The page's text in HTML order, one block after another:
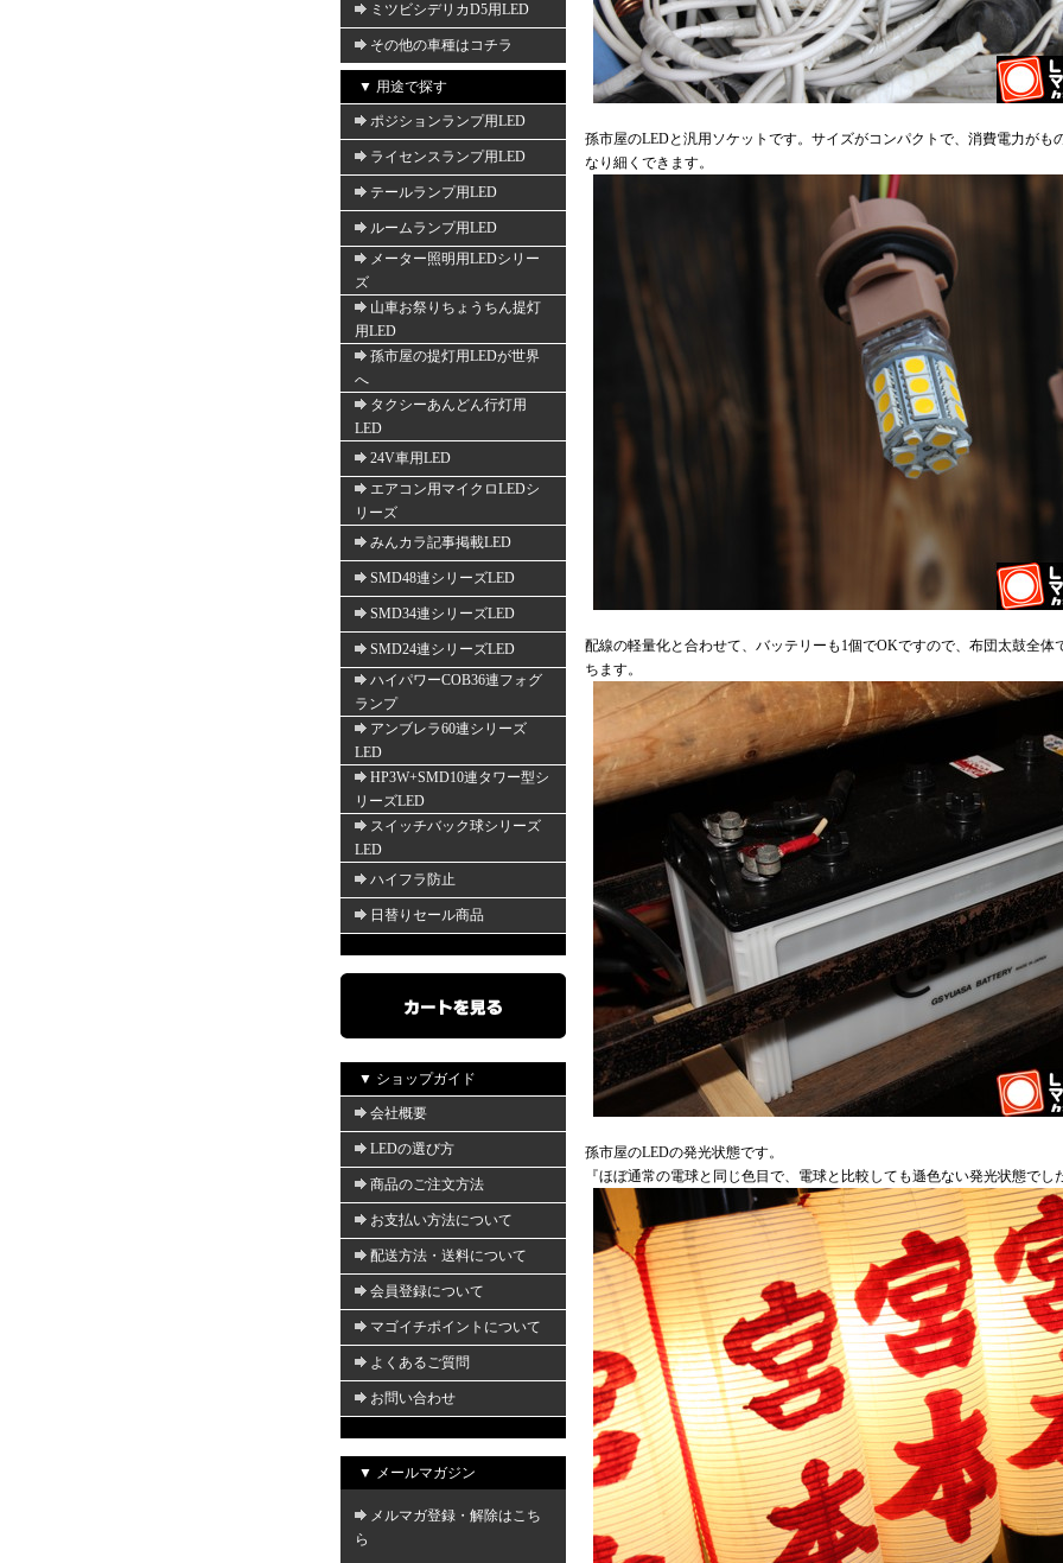
ミツビシデリカD5用LED
その他の車種はコチラ
▼ 用途で探す
ポジションランプ用LED
ライセンスランプ用LED
テールランプ用LED
ルームランプ用LED
メーター照明用LEDシリー
ズ
山車お祭りちょうちん提灯
用LED
孫市屋の提灯用LEDが世界
へ
タクシーあんどん行灯用
LED
24V車用LED
エアコン用マイクロLEDシ
リーズ
みんカラ記事掲載LED
SMD48連シリーズLED
SMD34連シリーズLED
SMD24連シリーズLED
ハイパワーCOB36連フォグ
ランプ
アンブレラ60連シリーズ
LED
HP3W+SMD10連タワー型シ
リーズLED
スイッチバック球シリーズ
LED
ハイフラ防止
日替りセール商品
▼ ショップガイド
会社概要
LEDの選び方
商品のご注文方法
お支払い方法について
配送方法・送料について
会員登録について
マゴイチポイントについて
よくあるご質問
お問い合わせ
▼ メールマガジン
メルマガ登録・解除はこち
ら
孫市屋のLEDと汎用ソケットです。サイズがコンパクトで、消費電力がも
なり細くできます。
配線の軽量化と合わせて、バッテリーも1個でOKですので、布団太鼓全体
ちます。
孫市屋のLEDの発光状態です。
『ほぼ通常の電球と同じ色目で、電球と比較しても遜色ない発光状態でし